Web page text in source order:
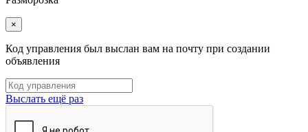
×
Код управления был выслан вам на почту при создании
объявления
Выслать ещё раз